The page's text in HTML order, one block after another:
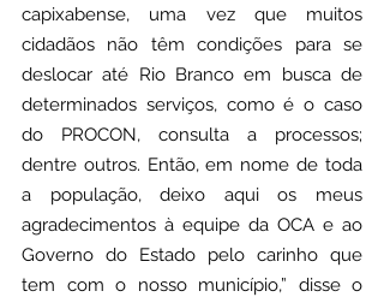
capixabense, uma vez que muitos
cidadãos não têm condições para se
deslocar até Rio Branco em busca de
determinados serviços, como é o caso
do PROCON, consulta a processos;
dentre outros. Então, em nome de toda
a população, deixo aqui os meus
agradecimentos à equipe da OCA e ao
Governo do Estado pelo carinho que
tem com o nosso município,” disse o